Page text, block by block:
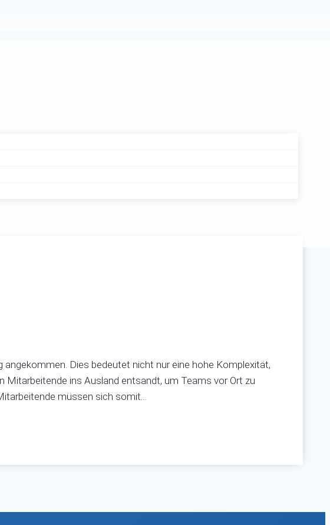
angekommen. Dies bedeutet nicht nur eine hohe Komplexität,
ins Ausland entsandt, um Teams vor Ort zu
müssen sich somit…